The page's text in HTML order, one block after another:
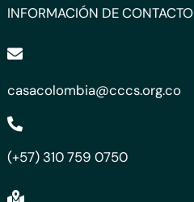
INFORMACIÓN DE CONTACTO
casacolombia@cccs.org.co
(+57) 310 759 0750